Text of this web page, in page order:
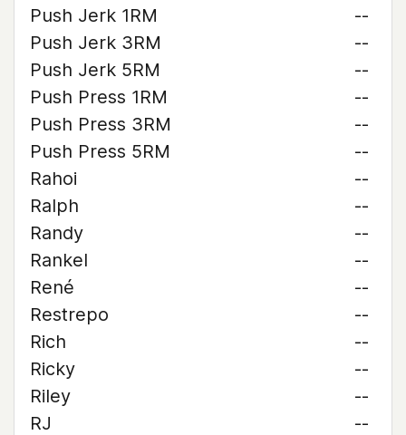
Push Jerk 1RM
--
Push Jerk 3RM
--
Push Jerk 5RM
--
Push Press 1RM
--
Push Press 3RM
--
Push Press 5RM
--
Rahoi
--
Ralph
--
Randy
--
Rankel
--
René
--
Restrepo
--
Rich
--
Ricky
--
Riley
--
RJ
--